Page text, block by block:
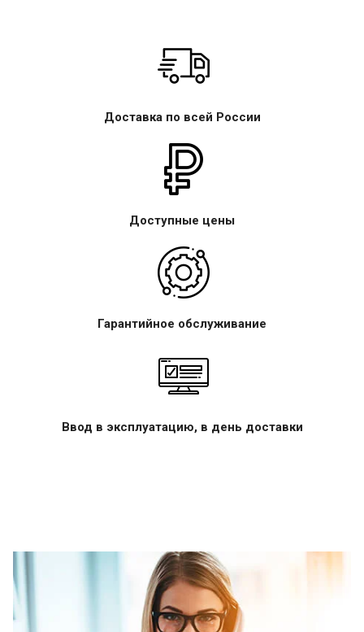
Доставка по всей России
Доступные цены
Гарантийное обслуживание
Ввод в эксплуатацию, в день доставки